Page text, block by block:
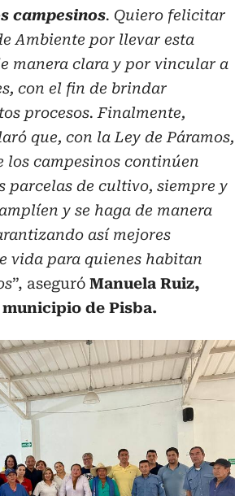
campesinos. Quiero felicitar
Ambiente por llevar esta
manera clara y por vincular a
con el fin de brindar
procesos. Finalmente,
que, con la Ley de Páramos,
los campesinos continúen
parcelas de cultivo, siempre y
y se haga de manera
así mejores
vida para quienes habitan
”, aseguró Manuela Ruiz,
de Pisba.